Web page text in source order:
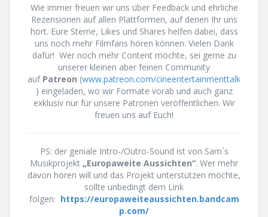
Wie immer freuen wir uns über Feedback und ehrliche
Rezensionen auf allen Plattformen, auf denen Ihr uns
hört. Eure Sterne, Likes und Shares helfen dabei, dass
uns noch mehr Filmfans hören können. Vielen Dank
dafür! Wer noch mehr Content möchte, sei gerne zu
unserer kleinen aber feinen Community
auf Patreon (www.patreon.com/cineentertainmenttalk
) eingeladen, wo wir Formate vorab und auch ganz
exklusiv nur für unsere Patronen veröffentlichen. Wir
freuen uns auf Euch!
PS: der geniale Intro-/Outro-Sound ist von Sam´s
Musikprojekt „Europaweite Aussichten“. Wer mehr
davon hören will und das Projekt unterstützen möchte,
sollte unbedingt dem Link
folgen: https://europaweiteaussichten.bandcam
p.com/